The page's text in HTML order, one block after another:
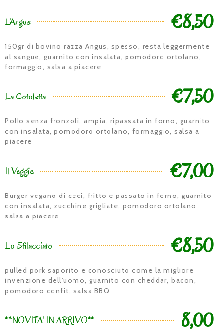
L'Angus €8,50
150gr di bovino razza Angus, spesso, resta leggermente
al sangue, guarnito con insalata, pomodoro ortolano,
formaggio, salsa a piacere
La Cotoletta €7,50
Pollo senza fronzoli, ampia, ripassata in forno, guarnito
con insalata, pomodoro ortolano, formaggio, salsa a
piacere
Il Veggie €7,00
Burger vegano di ceci, fritto e passato in forno, guarnito
con insalata, zucchine grigliate, pomodoro ortolano
salsa a piacere
Lo Sfilacciato €8,50
pulled pork saporito e conosciuto come la migliore
invenzione dell’uomo, guarnito con cheddar, bacon,
pomodoro confit, salsa BBQ
**NOVITA' IN ARRIVO** 8,00